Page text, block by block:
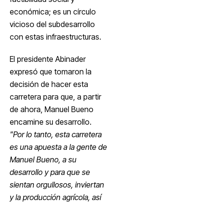
económica; es un círculo
vicioso del subdesarrollo
con estas infraestructuras.
El presidente Abinader
expresó que tomaron la
decisión de hacer esta
carretera para que, a partir
de ahora, Manuel Bueno
encamine su desarrollo.
"Por lo tanto, esta carretera
es una apuesta a la gente de
Manuel Bueno, a su
desarrollo y para que se
sientan orgullosos, inviertan
y la producción agrícola, así